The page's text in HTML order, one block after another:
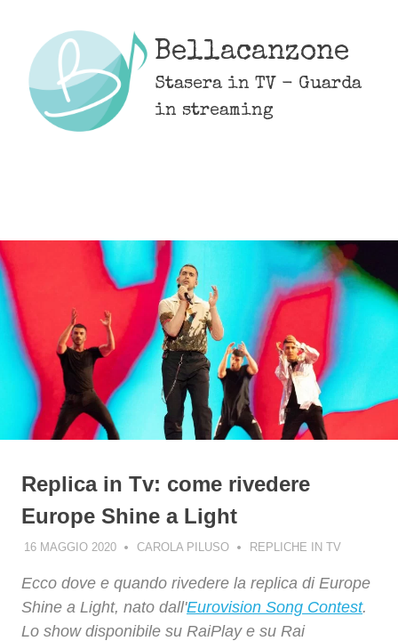
content
Bellacanzone
Stasera in TV - Guarda
in streaming
Replica in Tv: come rivedere
Europe Shine a Light
16 MAGGIO 2020 CAROLA PILUSO REPLICHE IN TV
Ecco dove e quando rivedere la replica di Europe
Shine a Light, nato dall'Eurovision Song Contest.
Lo show disponibile su RaiPlay e su Rai